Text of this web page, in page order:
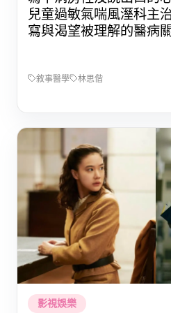
兒童過敏氣喘風溼科主
寫與渴望被理解的醫病
敘事醫學 林思偕
影視娛樂